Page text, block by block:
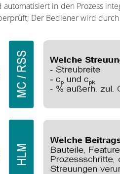
in den Prozess
Der Bediener wird